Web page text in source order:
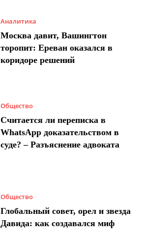
Аналитика
Москва давит, Вашингтон
торопит: Ереван оказался в
коридоре решений
Общество
Считается ли переписка в
WhatsApp доказательством в
суде? – Разъяснение адвоката
Общество
Глобальный совет, орел и звезда
Давида: как создавался миф